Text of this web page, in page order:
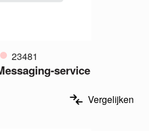
23481
service
Vergelijken